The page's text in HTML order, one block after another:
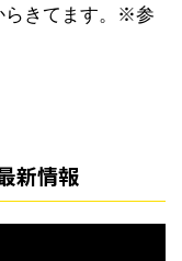
らきてます。※参
新情報